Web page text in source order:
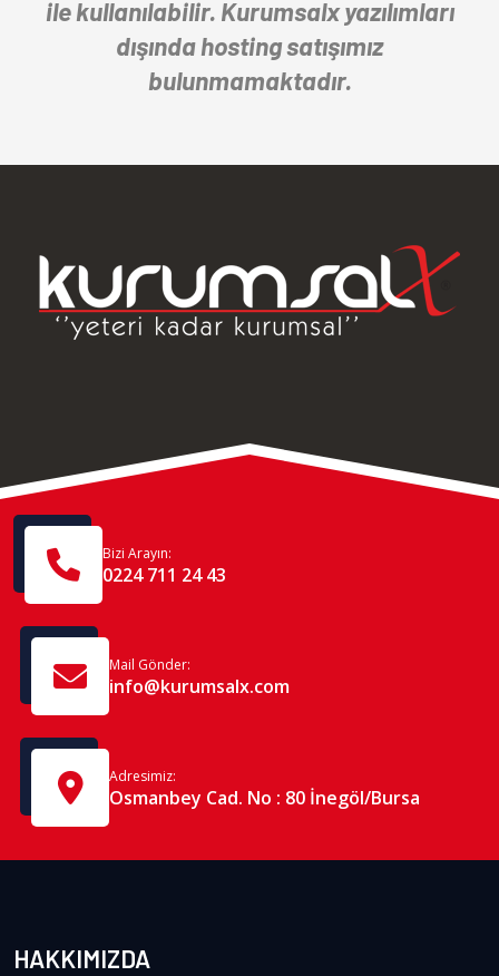
ile kullanılabilir. Kurumsalx yazılımları
dışında hosting satışımız
bulunmamaktadır.
Bizi Arayın:
0224 711 24 43
Mail Gönder:
info@kurumsalx.com
Adresimiz:
Osmanbey Cad. No : 80 İnegöl/Bursa
HAKKIMIZDA